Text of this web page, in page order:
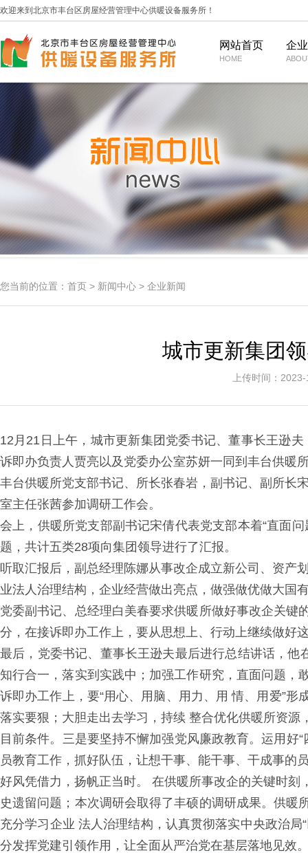
欢迎来到北京市丰台区房屋经营管理中心供暖设备服务所！
网站首页
HOME
企
业务范围 企业荣誉
通知公告 行业动态
绿色供热 数智供热
合作模式
报修服务 维修服务
客户名录
家家暖散热器 常见问题
企业精神
年度大事记
内刊《暖风》
家家暖电视台
您当前的位置： 首页 > 新闻中心 > 企业新闻
城市更新集团
上传时间：
12月21日上午，城市更新集团党委书记、董事长王逊
诉即办负责人贾亮以及党委办公室苏妍一同到丰台供暖
丰台供暖所党支部书记、所长张春岩，副书记、副所长
室主任张茜参加调研工作会。
会上，供暖所党支部副书记宋倩代表党支部本着“直面
题，共计五类28项向集团领导进行了汇报。
听取汇报后，副总经理陈娜从事改企成立新公司、资产
业法人治理结构，企业经营做出亮点，做强做优做大国
党委副书记、总经理白美春要求供暖所做好事改企关
分，在接诉即办工作上，要从思想上、行动上继续做好
最后，党委书记、董事长王逊夫最后进行总结讲话，他
知行合一，落实到实践中；加强工作研究，直面问题
诉即办工作上，要“用心、用脑、用力、用 情、用爱”
落实要狠；大胆走出去学习，持续 整合优化供暖所资
目前条件。三是要坚持不懈加强党风廉政教育。运用好
员教育工作，抓好队伍，让想干事、能干事、干成事的
好风凭借力，扬帆正当时。 在供暖所事改企的关键时
史遗留问题；本次调研会取得了丰硕的调研成果。供
充分学习企业 法人治理结构，认真贯彻落实中央政治
分发挥党建引领作用，让全面从严治党在基层落地见效